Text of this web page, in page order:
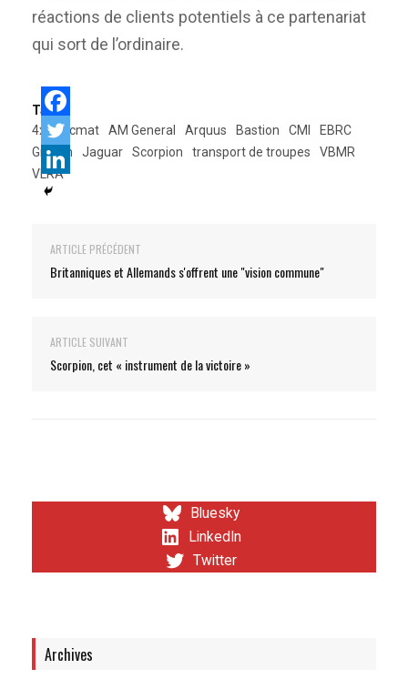
réactions de clients potentiels à ce partenariat
qui sort de l’ordinaire.
Tags:
4x4
acmat AM General Arquus Bastion CMI
EBRC
Griffon
Jaguar Scorpion transport de troupes
VBMR
VLRA
ARTICLE PRÉCÉDENT
Britanniques et Allemands s'offrent une "vision commune"
ARTICLE SUIVANT
Scorpion, cet « instrument de la victoire »
Bluesky
LinkedIn
Twitter
Archives